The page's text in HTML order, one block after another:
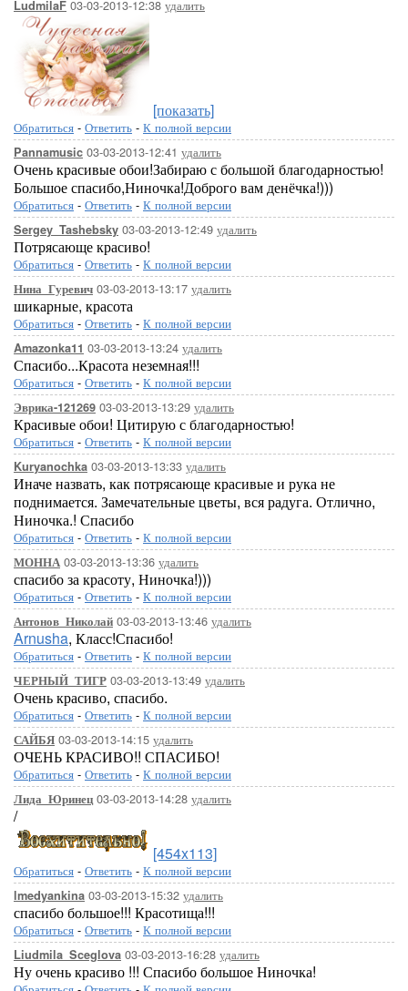
LudmilaF 03-03-2013-12:38 удалить
[показать]
Обратиться - Ответить - К полной версии
Pannamusic 03-03-2013-12:41 удалить
Очень красивые обои!Забираю с большой благодарностью!
Большое спасибо,Ниночка!Доброго вам денёчка!)))
Обратиться - Ответить - К полной версии
Sergey_Tashebsky 03-03-2013-12:49 удалить
Потрясающе красиво!
Обратиться - Ответить - К полной версии
Нина_Гуревич 03-03-2013-13:17 удалить
шикарные, красота
Обратиться - Ответить - К полной версии
Amazonka11 03-03-2013-13:24 удалить
Спасибо...Красота неземная!!!
Обратиться - Ответить - К полной версии
Эврика-121269 03-03-2013-13:29 удалить
Красивые обои! Цитирую с благодарностью!
Обратиться - Ответить - К полной версии
Kuryanochka 03-03-2013-13:33 удалить
Иначе назвать, как потрясающе красивые и рука не
поднимается. Замечательные цветы, вся радуга. Отлично,
Ниночка.! Спасибо
Обратиться - Ответить - К полной версии
МОННА 03-03-2013-13:36 удалить
спасибо за красоту, Ниночка!)))
Обратиться - Ответить - К полной версии
Антонов_Николай 03-03-2013-13:46 удалить
Arnusha, Класс!Спасибо!
Обратиться - Ответить - К полной версии
ЧЕРНЫЙ_ТИГР 03-03-2013-13:49 удалить
Очень красиво, спасибо.
Обратиться - Ответить - К полной версии
САЙБЯ 03-03-2013-14:15 удалить
ОЧЕНЬ КРАСИВО!! СПАСИБО!
Обратиться - Ответить - К полной версии
Лида_Юринец 03-03-2013-14:28 удалить
/
[454x113]
Обратиться - Ответить - К полной версии
lmedyankina 03-03-2013-15:32 удалить
спасибо большое!!! Красотища!!!
Обратиться - Ответить - К полной версии
Liudmila_Sceglova 03-03-2013-16:28 удалить
Ну очень красиво !!! Спасибо большое Ниночка!